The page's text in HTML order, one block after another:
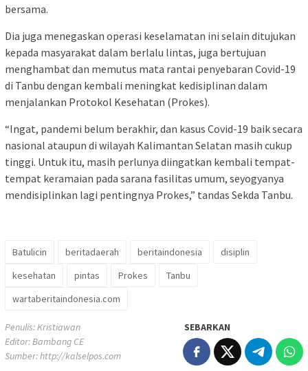
bersama.
Dia juga menegaskan operasi keselamatan ini selain ditujukan
kepada masyarakat dalam berlalu lintas, juga bertujuan
menghambat dan memutus mata rantai penyebaran Covid-19
di Tanbu dengan kembali meningkat kedisiplinan dalam
menjalankan Protokol Kesehatan (Prokes).
“Ingat, pandemi belum berakhir, dan kasus Covid-19 baik secara
nasional ataupun di wilayah Kalimantan Selatan masih cukup
tinggi. Untuk itu, masih perlunya diingatkan kembali tempat-
tempat keramaian pada sarana fasilitas umum, seyogyanya
mendisiplinkan lagi pentingnya Prokes,” tandas Sekda Tanbu.
Batulicin beritadaerah beritaindonesia
disiplin
kesehatan
pintas Prokes
Tanbu
wartaberitaindonesia.com
Penulis: Kristiawan
Editor: Bambang CE
Sumber:http://kalselpos.com
SEBARKAN